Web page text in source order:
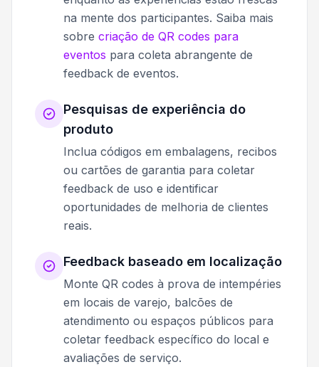
na mente dos participantes. Saiba mais
sobre criação de QR codes para
eventos para coleta abrangente de
feedback de eventos.
Pesquisas de experiência do
produto
Inclua códigos em embalagens, recibos
ou cartões de garantia para coletar
feedback de uso e identificar
oportunidades de melhoria de clientes
reais.
Feedback baseado em localização
Monte QR codes à prova de intempéries
em locais de varejo, balcões de
atendimento ou espaços públicos para
coletar feedback específico do local e
avaliações de serviço.